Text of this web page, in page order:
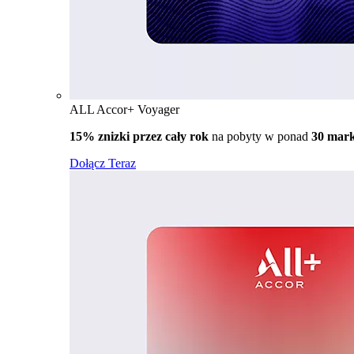
ALL Accor+ Voyager
15% znizki przez cały rok na pobyty w ponad 30
Dołącz Teraz